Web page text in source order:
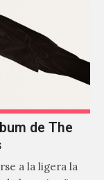
de The
a la ligera la